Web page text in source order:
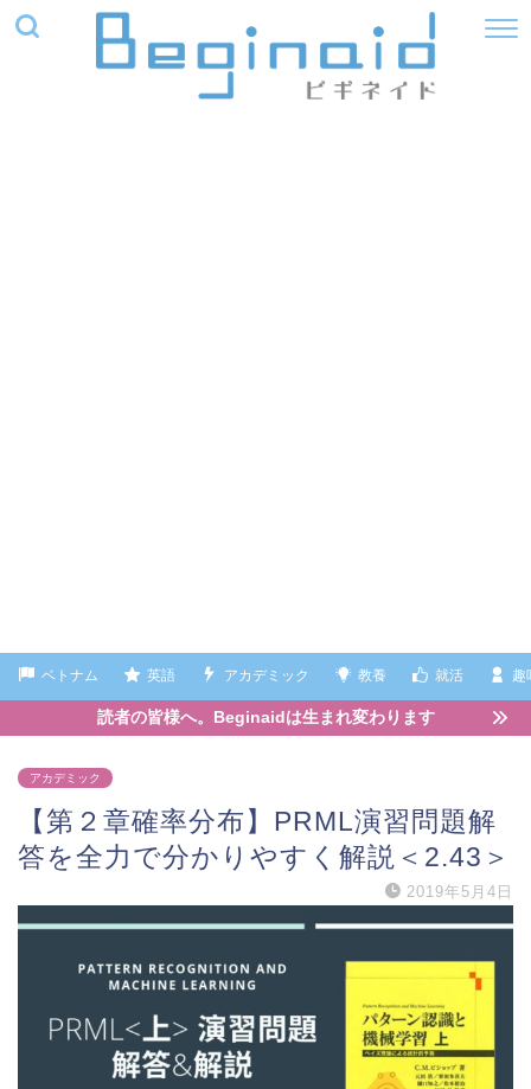
ベトナム 英語 アカデミック 教養 就活 趣
読者の皆様へ。Beginaidは生まれ変わります
アカデミック
【第２章確率分布】PRML演習問題解
答を全力で分かりやすく解説＜2.43＞
2019年5月4日